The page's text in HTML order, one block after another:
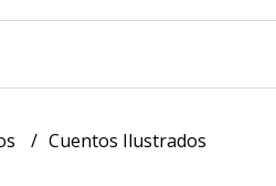
Cuentos Ilustrados